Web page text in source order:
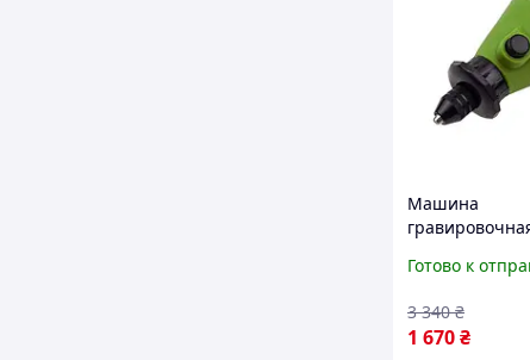
Машина
гравировки,
шлифовки
Готово к
1 670₴
3 340 ₴